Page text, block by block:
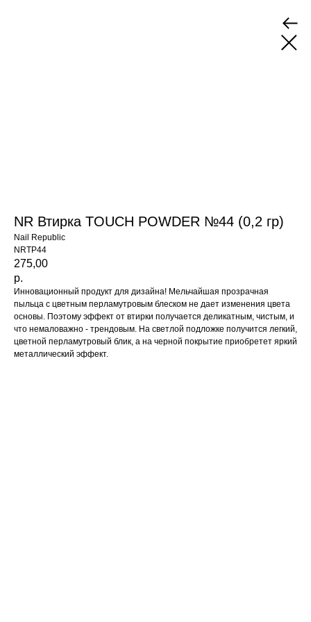
NR Втирка TOUCH POWDER №44 (0,2 гр)
Nail Republic
NRTP44
275,00
р.
Инновационный продукт для дизайна! Мельчайшая прозрачная
пыльца с цветным перламутровым блеском не дает изменения цвета
основы. Поэтому эффект от втирки получается деликатным, чистым, и
что немаловажно - трендовым. На светлой подложке получится легкий,
цветной перламутровый блик, а на черной покрытие приобретет яркий
металлический эффект.